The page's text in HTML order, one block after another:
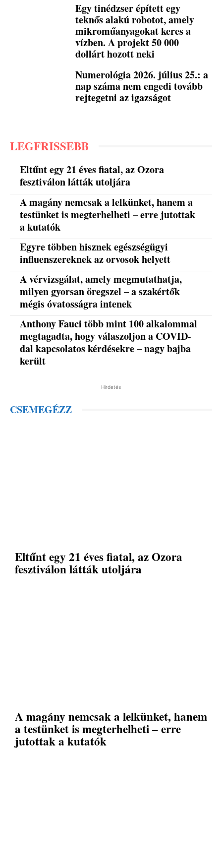
Egy tinédzser épített egy
teknős alakú robotot, amely
mikroműanyagokat keres a
vízben. A projekt 50 000
dollárt hozott neki
Numerológia 2026. július 25.: a
nap száma nem engedi tovább
rejtegetni az igazságot
LEGFRISSEBB
Eltűnt egy 21 éves fiatal, az Ozora
fesztiválon látták utoljára
A magány nemcsak a lelkünket, hanem a
testünket is megterhelheti – erre jutottak
a kutatók
Egyre többen hisznek egészségügyi
influenszereknek az orvosok helyett
A vérvizsgálat, amely megmutathatja,
milyen gyorsan öregszel – a szakértők
mégis óvatosságra intenek
Anthony Fauci több mint 100 alkalommal
megtagadta, hogy válaszoljon a COVID-
dal kapcsolatos kérdésekre – nagy bajba
került
Hirdetés
CSEMEGÉZZ
Eltűnt egy 21 éves fiatal, az Ozora
fesztiválon látták utoljára
A magány nemcsak a lelkünket, hanem
a testünket is megterhelheti – erre
jutottak a kutatók